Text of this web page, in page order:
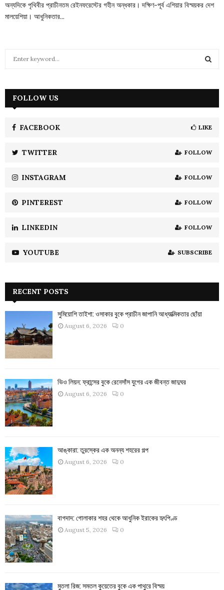
অন্যদিকে পৃথিবীর প্রাচীনতম রেইনফরেস্টের গহীন অন্ধকার। দক্ষিণ-পূর্ব এশিয়ার বিস্ময়কর দেশ
মালয়েশিয়া। আধুনিকতার...
h
H
FOLLOW US
FACEBOOK LIKE
TWITTER FOLLOW
INSTAGRAM FOLLOW
PINTEREST FOLLOW
LINKEDIN FOLLOW
YOUTUBE SUBSCRIBE
RECENT POSTS
সুমিয়োশি তাইশা: ওসাকার বুকে প্রাচীন জাপানি আধ্যাত্মিকতার ছোঁয়া
August 6, 2026 0
ভিও লিয়ন: ফ্রান্সের বুকে রেনেসাঁস যুগের এক জীবন্ত জাদুঘর
August 6, 2026 0
আঙ্কারা: তুরস্কের এক অনন্য শহরের গল্প
August 6, 2026 0
বাগদাদ: গোলাকার শহর থেকে আধুনিক ইরাকের হৃৎপিণ্ড
August 5, 2026 0
মুতলা রিজ: সমতল কুয়েতের বুকে এক পাথুরে বিস্ময়